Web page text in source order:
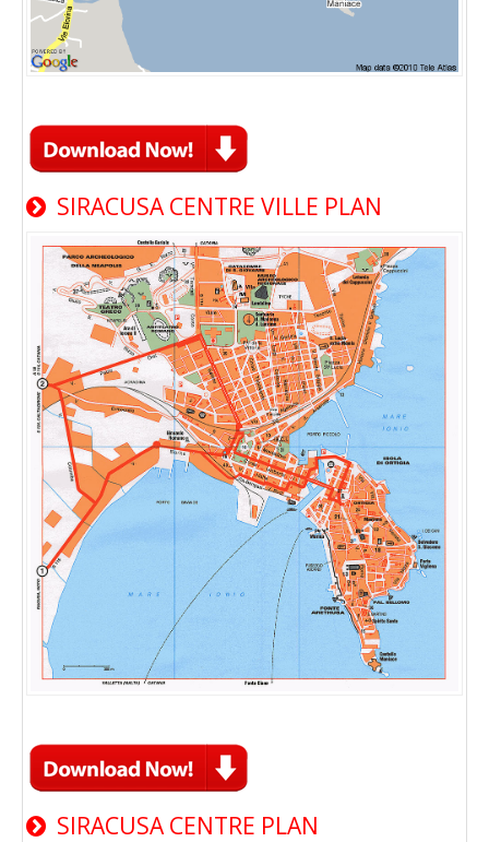
SIRACUSA CENTRE VILLE PLAN
SIRACUSA CENTRE PLAN